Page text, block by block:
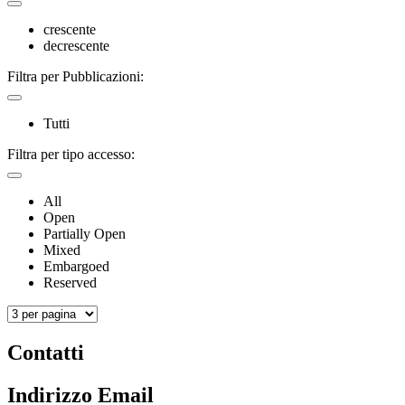
crescente
decrescente
Filtra per Pubblicazioni:
Tutti
Filtra per tipo accesso:
All
Open
Partially Open
Mixed
Embargoed
Reserved
Contatti
Indirizzo Email